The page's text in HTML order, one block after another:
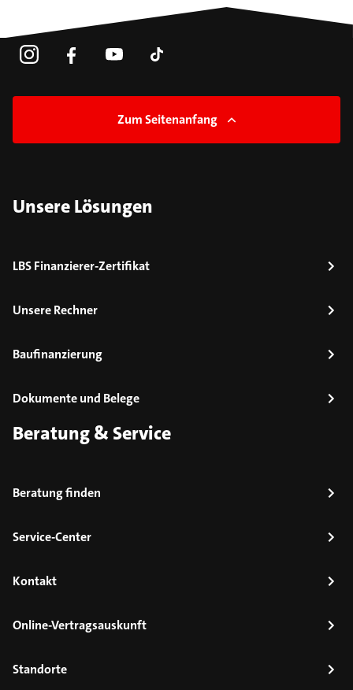
Zum Seitenanfang
Unsere Lösungen
LBS Finanzierer-Zertifikat
Unsere Rechner
Baufinanzierung
Dokumente und Belege
Beratung & Service
Beratung finden
Service-Center
Kontakt
Online-Vertragsauskunft
Standorte